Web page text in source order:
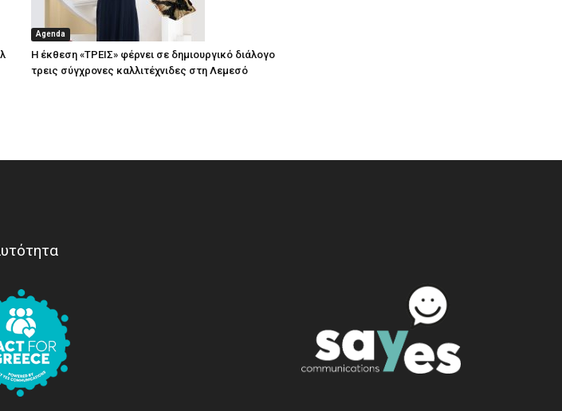
Agenda
Η έκθεση «ΤΡΕΙΣ» φέρνει σε δημιουργικό διάλογο
τρεις σύγχρονες καλλιτέχνιδες στη Λεμεσό